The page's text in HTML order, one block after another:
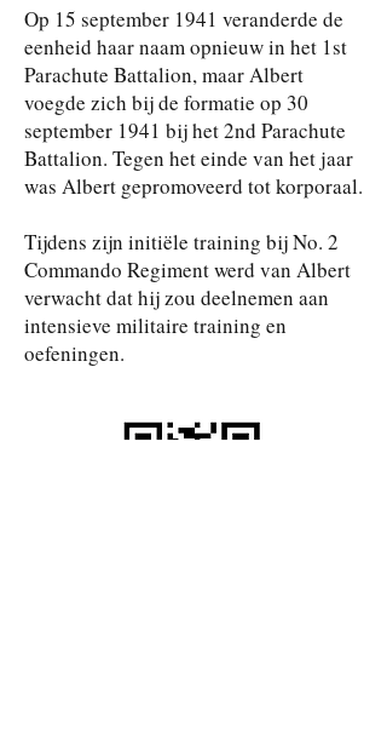
Op 15 september 1941 veranderde de
eenheid haar naam opnieuw in het 1st
Parachute Battalion, maar Albert
voegde zich bij de formatie op 30
september 1941 bij het 2nd Parachute
Battalion. Tegen het einde van het jaar
was Albert gepromoveerd tot korporaal.
Tijdens zijn initiële training bij No. 2
Commando Regiment werd van Albert
verwacht dat hij zou deelnemen aan
intensieve militaire training en
oefeningen.